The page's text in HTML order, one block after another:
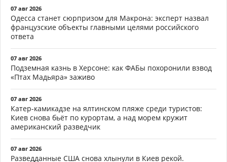
07 авг 2026
Одесса станет сюрпризом для Макрона: эксперт назвал
французские объекты главными целями российского
ответа
07 авг 2026
Подземная казнь в Херсоне: как ФАБы похоронили взвод
«Птах Мадьяра» заживо
07 авг 2026
Катер-камикадзе на ялтинском пляже среди туристов:
Киев снова бьёт по курортам, а над морем кружит
американский разведчик
07 авг 2026
Разведданные США снова хлынули в Киев рекой.